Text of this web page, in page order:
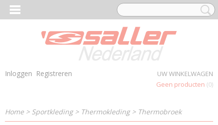
Inloggen Registreren
UW WINKELWAGEN
Geen producten (0)
Home> Sportkleding> Thermokleding> Thermobroek